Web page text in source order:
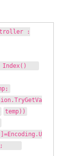
:
Index()
temp))
]=Encoding.U